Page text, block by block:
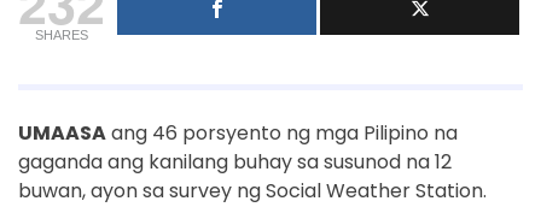
SHARES
UMAASAang 46 porsyento ng mga Pilipino na
gaganda ang kanilang buhay sa susunod na 12
buwan, ayon sa survey ng Social Weather Station.